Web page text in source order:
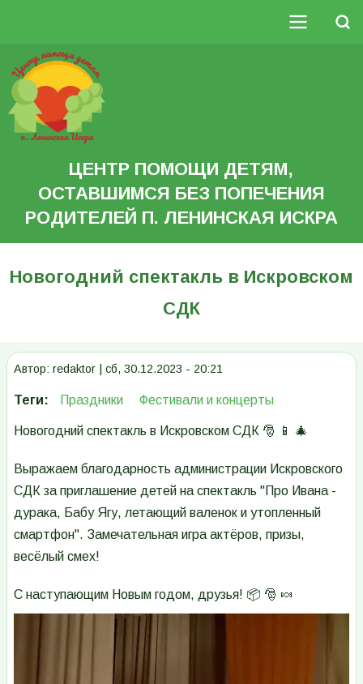
основному
содержанию
Search
Основная
навигация
ЦЕНТР ПОМОЩИ ДЕТЯМ,
ОСТАВШИМСЯ БЕЗ ПОПЕЧЕНИЯ
РОДИТЕЛЕЙ П. ЛЕНИНСКАЯ ИСКРА
Новогодний спектакль в Искровском
СДК
Автор: redaktor сб, 30.12.2023 - 20:21
Теги Праздники Фестивали и концерты
Новогодний спектакль в Искровском СДК 🎅 📱 🎄
Выражаем благодарность администрации Искровского
СДК за приглашение детей на спектакль "Про Ивана -
дурака, Бабу Ягу, летающий валенок и утопленный
смартфон". Замечательная игра актёров, призы,
весёлый смех!
С наступающим Новым годом, друзья! 📦 🎅 🍬